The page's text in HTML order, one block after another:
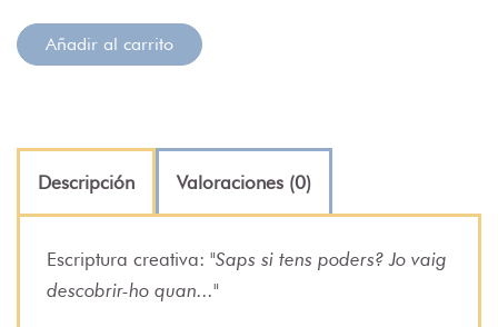
Añadir al carrito
Descripción Valoraciones (0)
Escriptura creativa: "Saps si tens poders? Jo vaig
descobrir-ho quan..."